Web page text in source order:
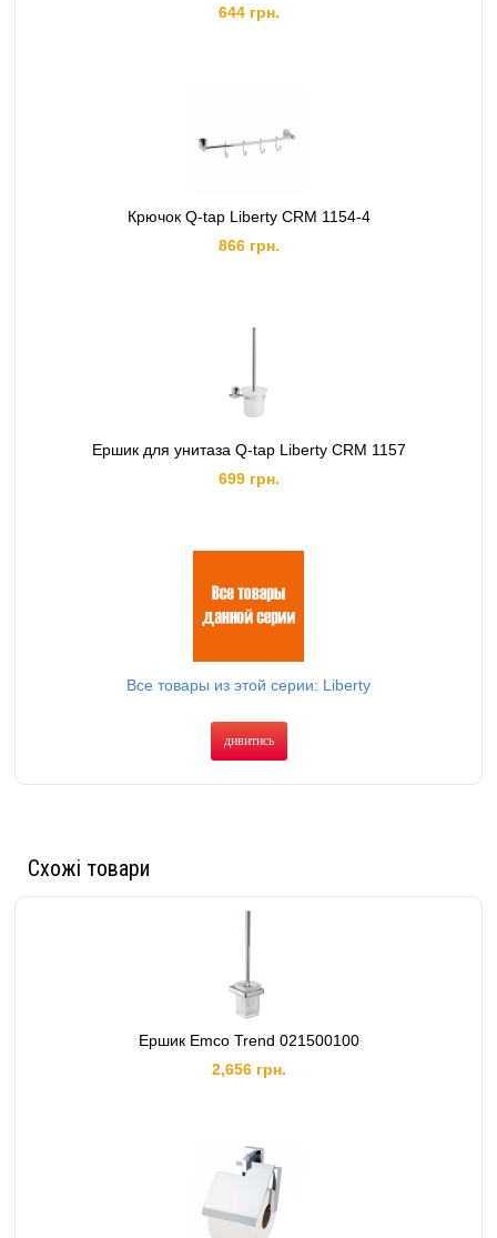
644 грн.
Крючок Q-tap Liberty CRM 1154-4
866 грн.
Ершик для унитаза Q-tap Liberty CRM 1157
699 грн.
Все товары из этой серии: Liberty
дивитись
Схожі товари
Ершик Emco Trend 021500100
2,656 грн.